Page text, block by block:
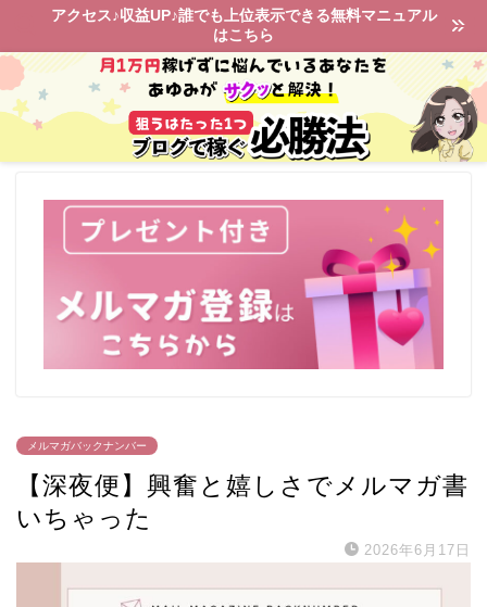
アクセス♪収益UP♪誰でも上位表示できる無料マニュアル
はこちら
メルマガバックナンバー
【深夜便】興奮と嬉しさでメルマガ書
いちゃった
2026年6月17日